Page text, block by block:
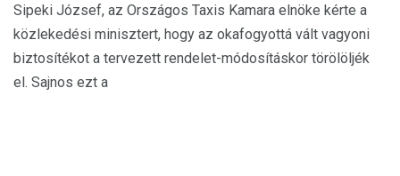
Sipeki József, az Országos Taxis Kamara elnöke kérte a
közlekedési minisztert, hogy az okafogyottá vált vagyoni
biztosítékot a tervezett rendelet-módosításkor törölöljék
el. Sajnos ezt a